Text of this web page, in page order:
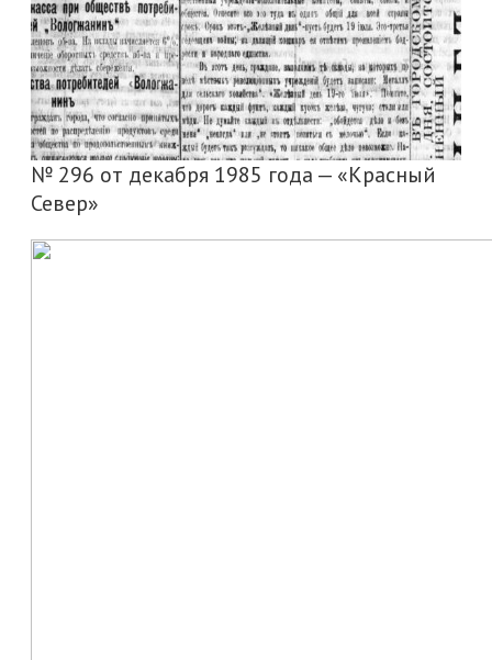
№ 296 от декабря 1985 года — «Красный
Север»